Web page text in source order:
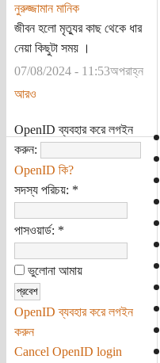
নুরুজ্জামান মানিক
জীবন হলো মৃত্যুর কাছ থেকে ধার
নেয়া কিছুটা সময় ।
07/08/2024 - 11:53অপরাহ্ন
আরও
OpenID ব্যবহার করে লগইন
করুন:
OpenID কি?
সদস্য পরিচয়: *
পাসওয়ার্ড: *
ভুলোনা আমায়
OpenID ব্যবহার করে লগইন
করুন
Cancel OpenID login